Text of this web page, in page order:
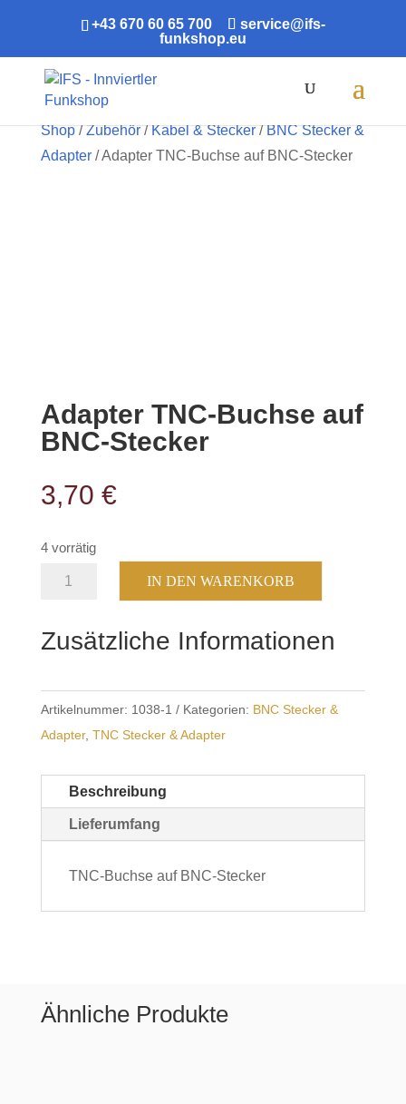
+43 670 60 65 700
service@ifs-
funkshop.eu
Shop/Zubehör/Kabel & Stecker/BNC Stecker &
Adapter/ Adapter TNC-Buchse auf BNC-Stecker
Adapter TNC-Buchse auf
BNC-Stecker
3,70 €
4 vorrätig
Adapter
Buchse
auf
Stecker
Menge
IN DEN WARENKORB
Zusätzliche Informationen
Artikelnummer: 1038-1 Kategorien: BNC Stecker &
Adapter, TNC Stecker & Adapter
Beschreibung
Lieferumfang
TNC-Buchse auf BNC-Stecker
Ähnliche Produkte